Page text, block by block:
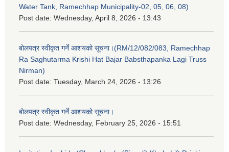
Water Tank, Ramechhap Municipality-02, 05, 06, 08)
Post date: Wednesday, April 8, 2026 - 13:43
बोलपत्र स्वीकृत गर्ने आशयको सूचना।(RM/12/082/083, Ramechhap
Ra Saghutarma Krishi Hat Bajar Babsthapanka Lagi Truss
Nirman)
Post date: Tuesday, March 24, 2026 - 13:26
बोलपत्र स्वीकृत गर्ने आशयको सूचना।
Post date: Wednesday, February 25, 2026 - 15:51